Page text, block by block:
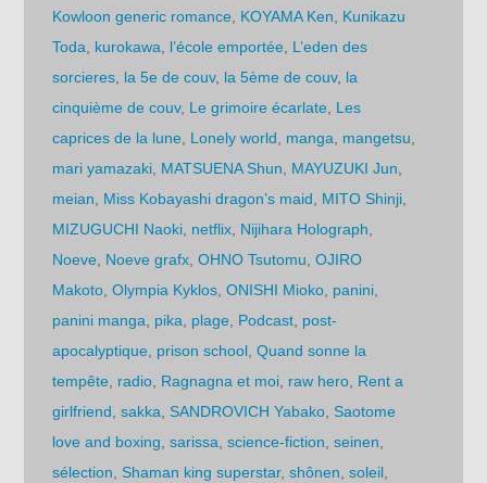
Kowloon generic romance KOYAMA Ken
Kunikazu
Toda
kurokawa l’école emportée L’eden des
sorcieres la 5e de couv, la 5ème de couv, la
cinquième de couv, Le grimoire écarlate Les
caprices de la lune Lonely world manga mangetsu
mari yamazaki MATSUENA Shun MAYUZUKI Jun
meian
Miss Kobayashi dragon’s maid MITO Shinji
MIZUGUCHI Naoki netflix Nijihara Holograph
Noeve Noeve grafx ,OHNO Tsutomu ,OJIRO
Makoto ,Olympia Kyklos ,ONISHI Mioko panini
panini manga
pika plage Podcast post-
apocalyptique prison school ,Quand sonne la
tempête radio Ragnagna et moi raw hero Rent a
girlfriend ,sakka ,SANDROVICH Yabako ,Saotome
love and boxing ,sarissa ,science-fiction ,seinen
sélection ,Shaman king superstar,shônen ,soleil